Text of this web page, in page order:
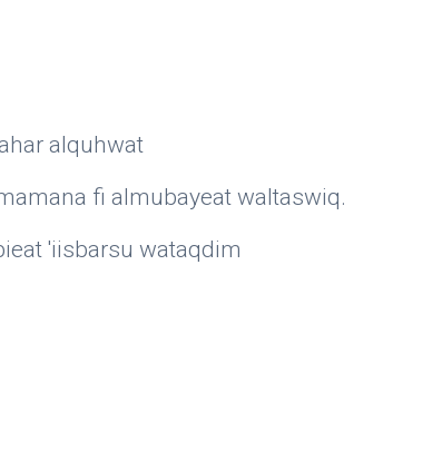
alquhwat
fi almubayeat waltaswiq.
'iisbarsu wataqdim